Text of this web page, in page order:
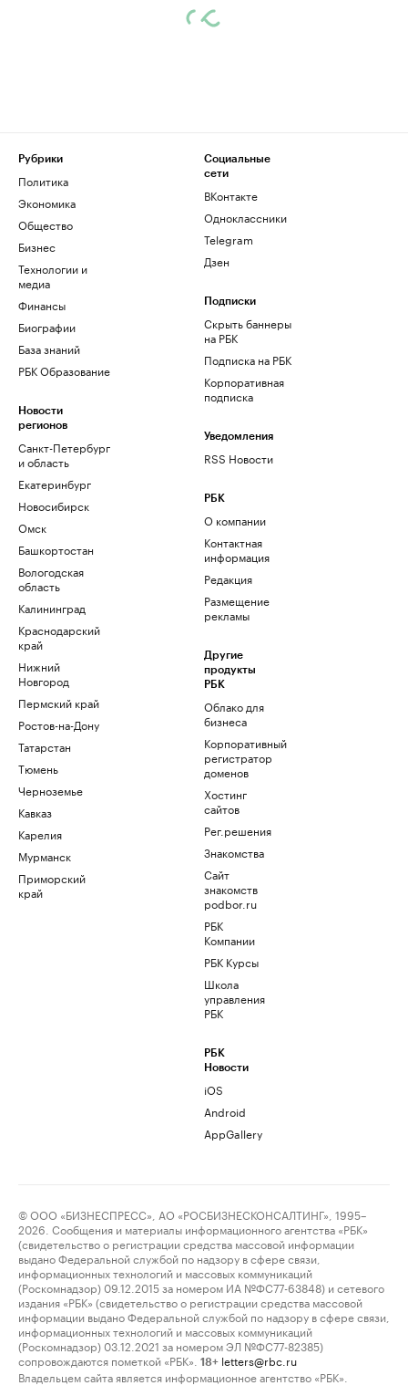
Рубрики
Политика
Экономика
Общество
Бизнес
Технологии и
медиа
Финансы
Биографии
База знаний
РБК Образование
Новости
регионов
Санкт-Петербург
и область
Екатеринбург
Новосибирск
Омск
Башкортостан
Вологодская
область
Калининград
Краснодарский
край
Нижний
Новгород
Пермский край
Ростов-на-Дону
Татарстан
Тюмень
Черноземье
Кавказ
Карелия
Мурманск
Приморский
край
Социальные
сети
ВКонтакте
Одноклассники
Telegram
Дзен
Подписки
Скрыть баннеры
на РБК
Подписка на РБК
Корпоративная
подписка
Уведомления
RSS Новости
РБК
О компании
Контактная
информация
Редакция
Размещение
рекламы
Другие
продукты
РБК
Облако для
бизнеса
Корпоративный
регистратор
доменов
Хостинг
сайтов
Рег.решения
Знакомства
Сайт
знакомств
podbor.ru
РБК
Компании
РБК Курсы
Школа
управления
РБК
РБК
Новости
iOS
Android
AppGallery
© ООО «БИЗНЕСПРЕСС», АО «РОСБИЗНЕСКОНСАЛТИНГ», 1995–
2026. Сообщения и материалы информационного агентства «РБК»
(свидетельство о регистрации средства массовой информации
выдано Федеральной службой по надзору в сфере связи,
информационных технологий и массовых коммуникаций
(Роскомнадзор) 09.12.2015 за номером ИА №ФС77-63848) и сетевого
издания «РБК» (свидетельство о регистрации средства массовой
информации выдано Федеральной службой по надзору в сфере связи,
информационных технологий и массовых коммуникаций
(Роскомнадзор) 03.12.2021 за номером ЭЛ №ФС77-82385)
сопровождаются пометкой «РБК».
18+ letters@rbc.ru
Владельцем сайта является информационное агентство «РБК».